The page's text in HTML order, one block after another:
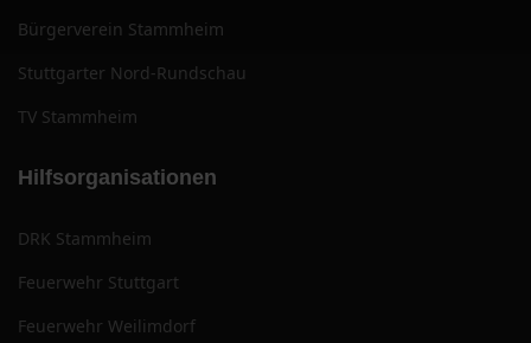
Bürgerverein Stammheim
Stuttgarter Nord-Rundschau
TV Stammheim
Hilfsorganisationen
DRK Stammheim
Feuerwehr Stuttgart
Feuerwehr Weilimdorf